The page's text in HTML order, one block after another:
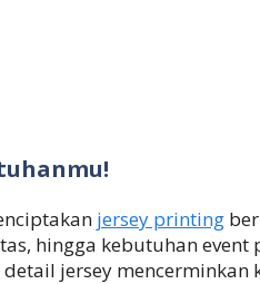
jersey printing
hingga kebutuhan
jersey mencerminkan